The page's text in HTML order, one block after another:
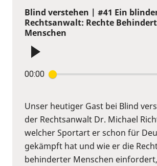
Blind verstehen | #41 Ein
Rechtsanwalt: Rechte
Menschen
00:00
Unser heutiger Gast bei Blind
der Rechtsanwalt Dr. Michael
welcher Sportart er schon für
gekämpft hat und wie er die
behinderter Menschen